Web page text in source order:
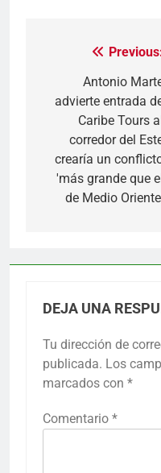
Navegación
entradas
Antonio
advierte entrada
Caribe Tours al
corredor del
crearía un
'más grande que el
de Medio
DEJA UNA
Tu dirección de
publicada. Los
marcados con *
Comentario *